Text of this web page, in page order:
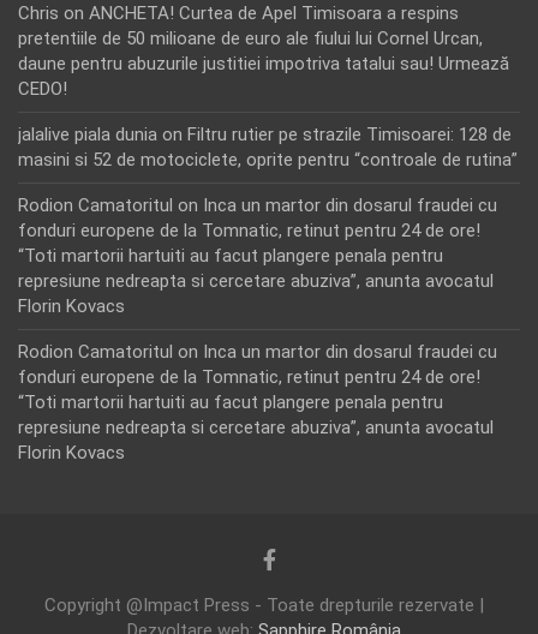
Chris on ANCHETA! Curtea de Apel Timisoara a respins
pretentiile de 50 milioane de euro ale fiului lui Cornel Urcan,
daune pentru abuzurile justitiei impotriva tatalui sau! Urmează
CEDO!
jalalive piala dunia on Filtru rutier pe strazile Timisoarei: 128 de
masini si 52 de motociclete, oprite pentru “controale de rutina”
Rodion Camatoritul on Inca un martor din dosarul fraudei cu
fonduri europene de la Tomnatic, retinut pentru 24 de ore!
“Toti martorii hartuiti au facut plangere penala pentru
represiune nedreapta si cercetare abuziva”, anunta avocatul
Florin Kovacs
Rodion Camatoritul on Inca un martor din dosarul fraudei cu
fonduri europene de la Tomnatic, retinut pentru 24 de ore!
“Toti martorii hartuiti au facut plangere penala pentru
represiune nedreapta si cercetare abuziva”, anunta avocatul
Florin Kovacs
Copyright @Impact Press - Toate drepturile rezervate |